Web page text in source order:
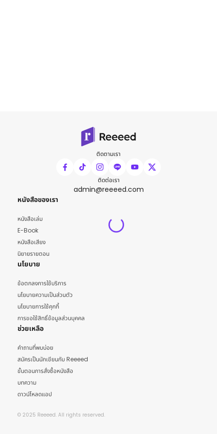
ติดตามเรา
ติดต่อเรา
admin@reeeed.com
หนังสือของเรา
หนังสือเล่ม
E-Book
หนังสือเสียง
นิยายรายตอน
นโยบาย
ข้อตกลงการใช้บริการ
นโยบายความเป็นส่วนตัว
นโยบายการใช้คุกกี้
การขอใช้สิทธิ์ข้อมูลส่วนบุคคล
ช่วยเหลือ
คำถามที่พบบ่อย
สมัครเป็นนักเขียนกับ Reeeed
ขั้นตอนการสั่งซื้อหนังสือ
บทความ
ดาวน์โหลดแอป
© 2025 Reeeed. All rights reserved.